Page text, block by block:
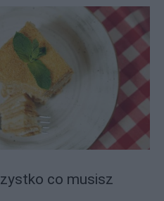
co musisz